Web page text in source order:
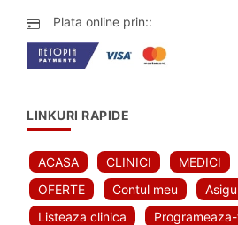
Plata online prin::
LINKURI RAPIDE
ACASA CLINICI MEDICI
OFERTE
Contul meu
Listeaza clinica